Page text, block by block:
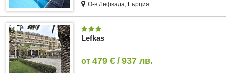
О-в Лефкада, Гърция
Lefkas
от 479 € / 937 лв.